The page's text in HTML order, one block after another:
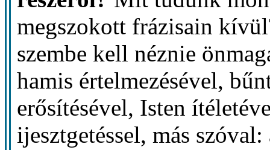
megszokott frázisain
szembe kell néznie
hamis értelmezésével,
erősítésével, Isten
ijesztgetéssel, más